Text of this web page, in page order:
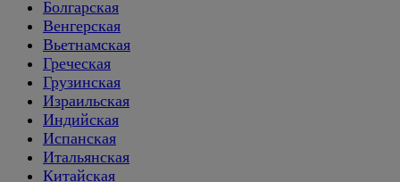
Болгарская
Венгерская
Вьетнамская
Греческая
Грузинская
Израильская
Индийская
Испанская
Итальянская
Китайская